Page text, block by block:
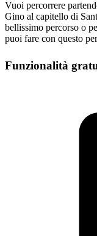
Vuoi percorrere
Gino al capitello di
bellissimo percorso o
puoi fare con questo
Funzionalità